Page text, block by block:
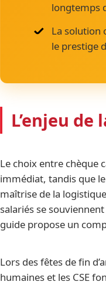
longtemps
La solution
le prestige
L’enjeu
Le choix entre chèque
immédiat, tandis que
maîtrise de la
salariés se
guide propose un
Lors des fêtes de fin
humaines et les CSE